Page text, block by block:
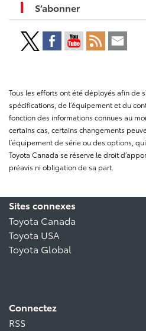
S’abonner
Tous les efforts ont été déployés afin de
spécifications, de l’équipement et du
fonction des informations connues au
certains cas, certains changements
l’équipement de série ou des options,
Toyota Canada se réserve le droit
préavis ni obligation de sa part.
Sites connexes
Toyota Canada
Toyota USA
Toyota Global
Connectez
RSS